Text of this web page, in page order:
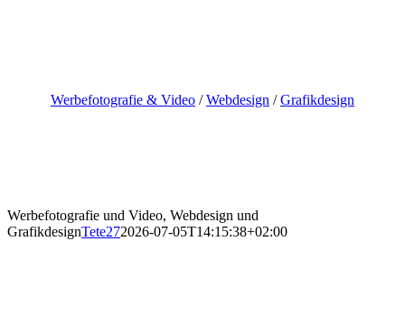
Werbefotografie & Video /Webdesign /Grafikdesign
Werbefotografie und Video, Webdesign und
GrafikdesignTete272026-07-05T14:15:38+02:00